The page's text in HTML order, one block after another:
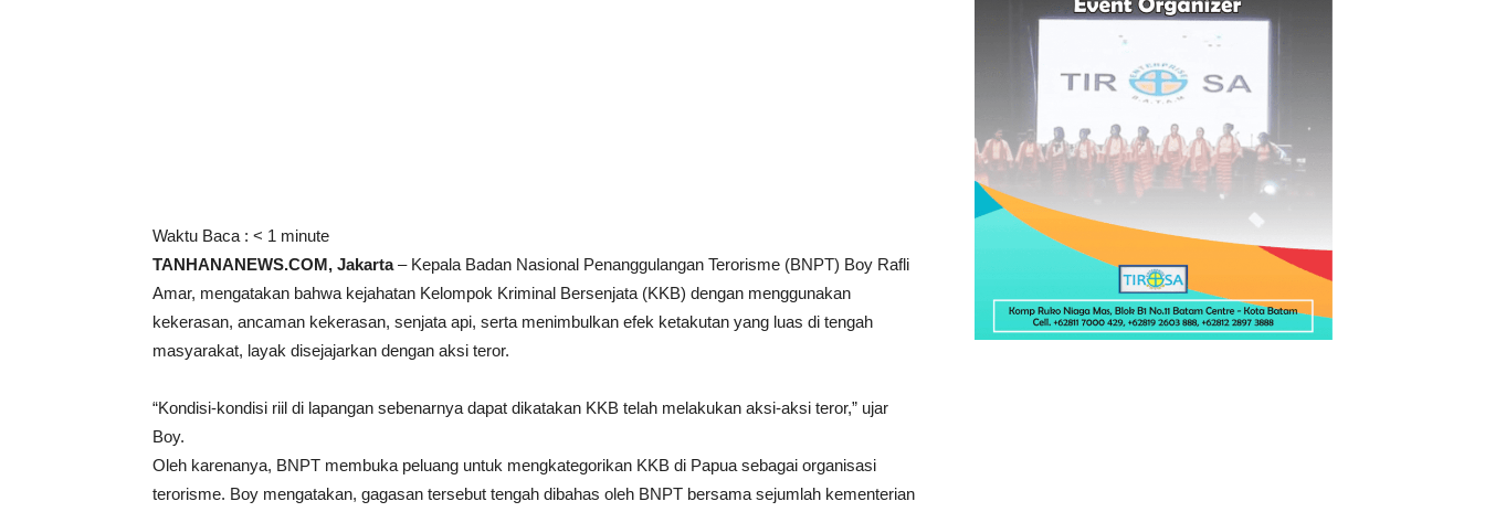
Waktu Baca : < 1 minute
TANHANANEWS.COM, Jakarta– Kepala Badan Nasional Penanggulangan Terorisme (BNPT) Boy Rafli
Amar, mengatakan bahwa kejahatan Kelompok Kriminal Bersenjata (KKB) dengan menggunakan
kekerasan, ancaman kekerasan, senjata api, serta menimbulkan efek ketakutan yang luas di tengah
masyarakat, layak disejajarkan dengan aksi teror.
“Kondisi-kondisi riil di lapangan sebenarnya dapat dikatakan KKB telah melakukan aksi-aksi teror,” ujar
Boy.
Oleh karenanya, BNPT membuka peluang untuk mengkategorikan KKB di Papua sebagai organisasi
terorisme. Boy mengatakan, gagasan tersebut tengah dibahas oleh BNPT bersama sejumlah kementerian